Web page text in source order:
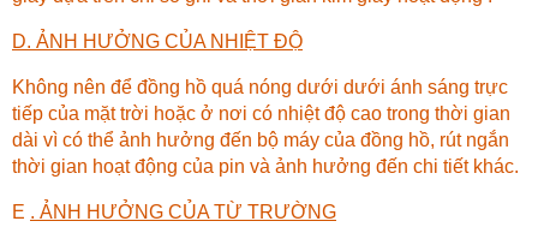
D. ẢNH HƯỞNG CỦA NHIỆT ĐỘ
Không nên để đồng hồ quá nóng dưới dưới ánh sáng trực
tiếp của mặt trời hoặc ở nơi có nhiệt độ cao trong thời gian
dài vì có thể ảnh hưởng đến bộ máy của đồng hồ, rút ngắn
thời gian hoạt động của pin và ảnh hưởng đến chi tiết khác.
E . ẢNH HƯỞNG CỦA TỪ TRƯỜNG